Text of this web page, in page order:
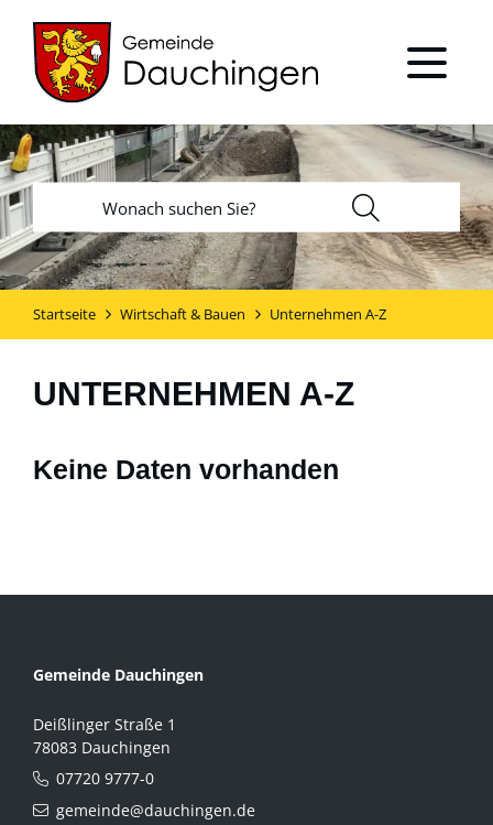
Startseite Wirtschaft & Bauen Unternehmen A-Z
UNTERNEHMEN A-Z
Keine Daten vorhanden
Gemeinde Dauchingen
Deißlinger Straße 1
78083 Dauchingen
07720 9777-0
gemeinde@dauchingen.de